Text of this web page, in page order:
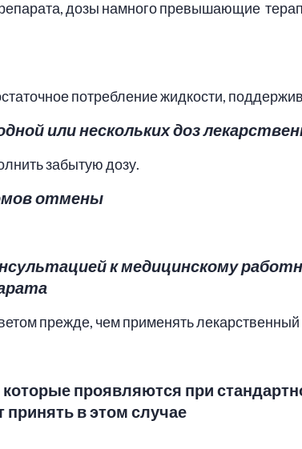
дозы намного превышающие
потребление жидкости,
или нескольких доз
забытую дозу.
отмены
к медицинскому
прежде, чем применять лекарственный
проявляются при
принять в этом случае